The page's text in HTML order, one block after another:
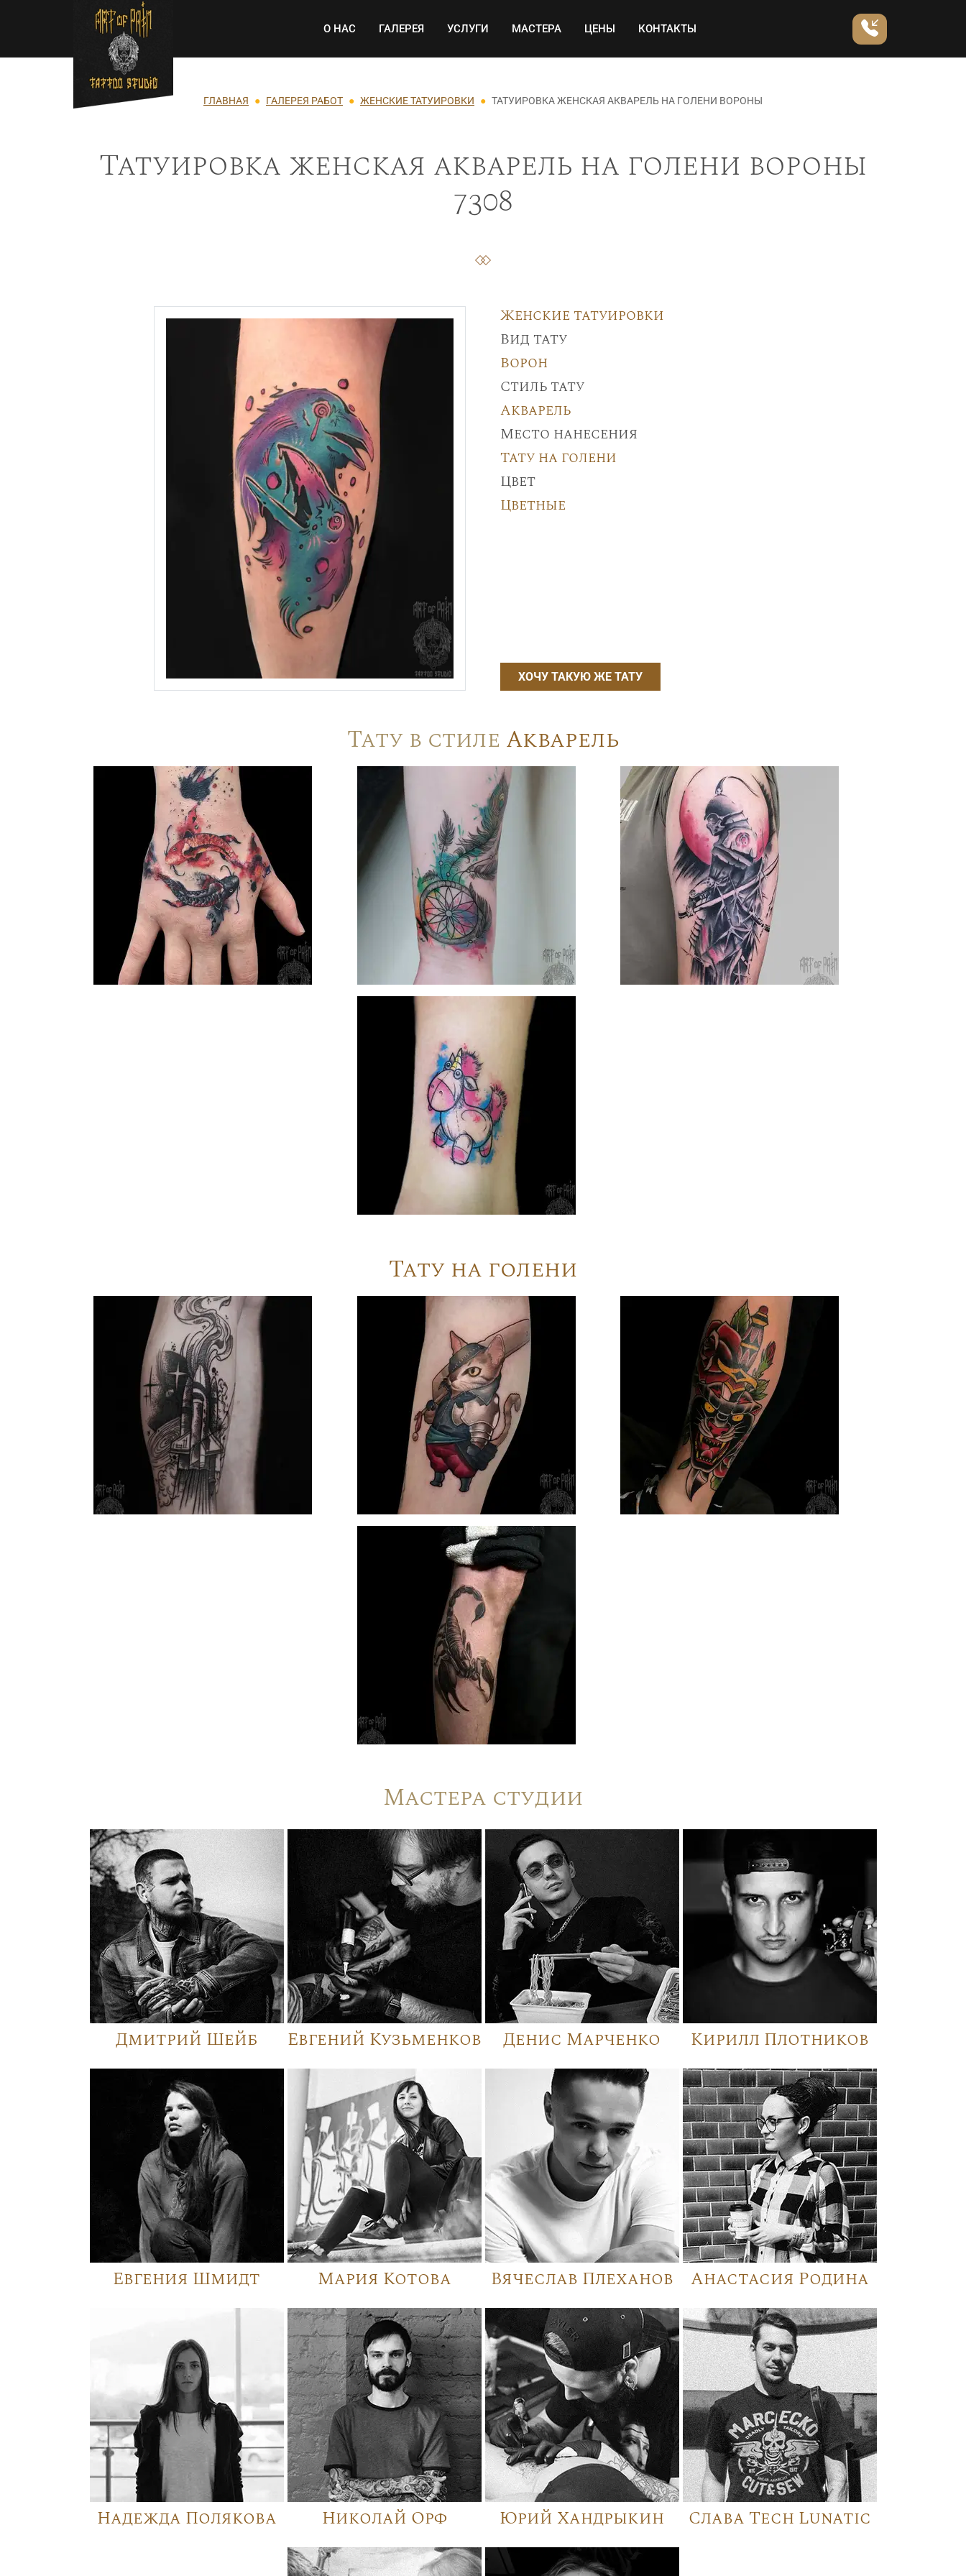
Перейти к основному содержанию Основная навигация
О НАС ГАЛЕРЕЯ УСЛУГИ МАСТЕРА ЦЕНЫ КОНТАКТЫ
Строка навигации
ГЛАВНАЯ ГАЛЕРЕЯ РАБОТ ЖЕНСКИЕ ТАТУИРОВКИ ТАТУИРОВКА ЖЕНСКАЯ АКВАРЕЛЬ НА ГОЛЕНИ ВОРОНЫ
Татуировка женская акварель на голени вороны
7308
Женские татуировки
Вид тату
Ворон
Стиль тату
Акварель
Место нанесения
Тату на голени
Цвет
Цветные
ХОЧУ ТАКУЮ ЖЕ ТАТУ
Тату в стиле Акварель
Тату на голени
Мастера студии
Дмитрий Шейб Евгений Кузьменков Денис Марченко Кирилл Плотников
Евгения Шмидт Мария Котова Вячеслав Плеханов Анастасия Родина
Надежда Полякова Николай Орф Юрий Хандрыкин Слава Tech Lunatic